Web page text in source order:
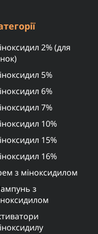
2% (для
5%
6%
7%
10%
15%
16%
з міноксидилом
з